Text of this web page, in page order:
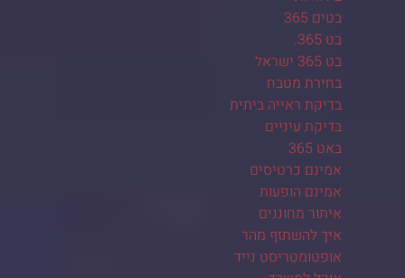
בטים 365
בט 365.
בט 365 ישראל
בחירת מטבח
בדיקת ראייה ביתית
בדיקת עיניים
באט 365
אמינם כרטיסים
אמינם הופעות
איתור מחוננים
איך להשתזף מהר
אופטומטריסט נייד